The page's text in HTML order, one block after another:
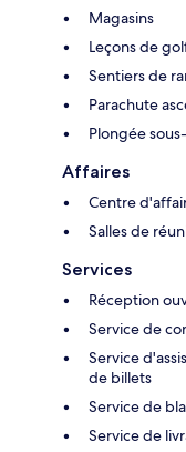
Magasins
Leçons de
Sentiers de
Parachute
Plongée
Affaires
Centre
Salles de
Services
Réception
Service de
Service
de billets
Service de
Service de